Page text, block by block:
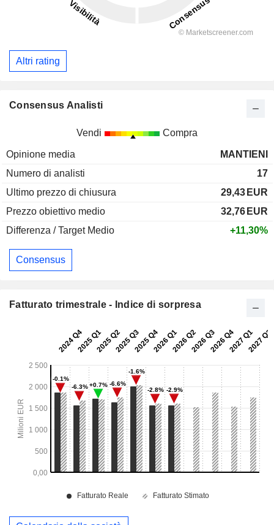
Altri rating
Consensus Analisti
Vendi Compra
Opinione media
MANTIENI
Numero di analisti
17
Ultimo prezzo di chiusura
29,43 EUR
Prezzo obiettivo medio
32,76 EUR
Differenza / Target Medio
+11,30%
Consensus
Fatturato trimestrale - Indice di sorpresa